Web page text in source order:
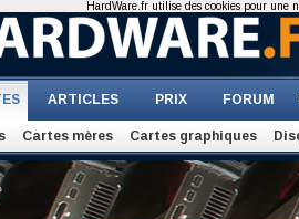
ARTICLES PRIX FORUM
Cartes mères Cartes graphiques
HardWare.fr utilise des cookies pour une